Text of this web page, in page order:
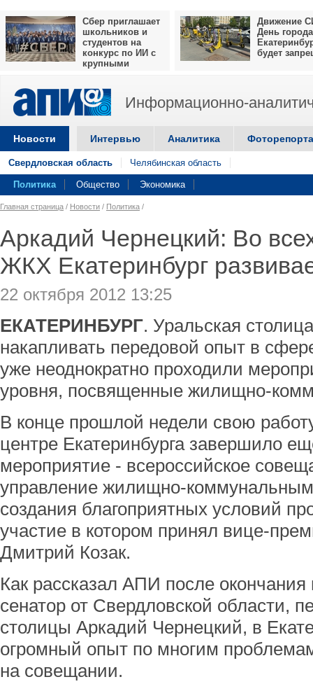
Сбер приглашает
школьников и
студентов на
конкурс по ИИ с
крупными
Движение
День города
будет
Информационно-
Новости Интервью Аналитика
Свердловская область Челябинская область
Политика Общество Экономика
Главная страница / Новости / Политика /
Аркадий Чернецкий: Во
ЖКХ Екатеринбург
22 октября 2012 13:25
ЕКАТЕРИНБУРГ. Уральская
накапливать передовой опыт в
уже неоднократно проходили
уровня, посвященные жилищно-
В конце прошлой недели свою
центре Екатеринбурга завершило
мероприятие - всероссийское
управление жилищно-
создания благоприятных условий
участие в котором принял вице-
Дмитрий Козак.
Как рассказал АПИ после окончания
сенатор от Свердловской области,
столицы Аркадий Чернецкий, в
огромный опыт по многим
на совещании.